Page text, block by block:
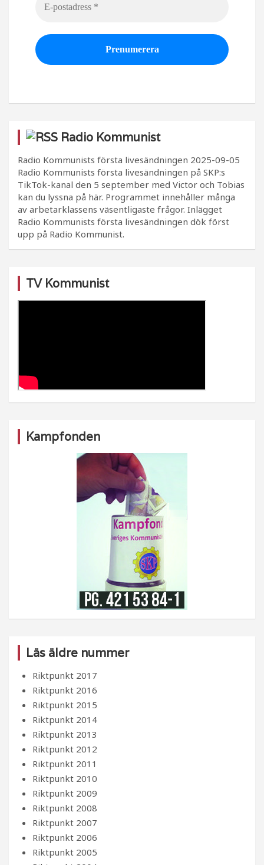
Radio Kommunist
Radio Kommunists första livesändningen 2025-09-05
Radio Kommunists första livesändningen på SKP:s
TikTok-kanal den 5 september med Victor och Tobias
kan du lyssna på här. Programmet innehåller många
av arbetarklassens väsentligaste frågor. Inlägget
Radio Kommunists första livesändningen dök först
upp på Radio Kommunist.
TV Kommunist
Kampfonden
Läs äldre nummer
Riktpunkt 2017
Riktpunkt 2016
Riktpunkt 2015
Riktpunkt 2014
Riktpunkt 2013
Riktpunkt 2012
Riktpunkt 2011
Riktpunkt 2010
Riktpunkt 2009
Riktpunkt 2008
Riktpunkt 2007
Riktpunkt 2006
Riktpunkt 2005